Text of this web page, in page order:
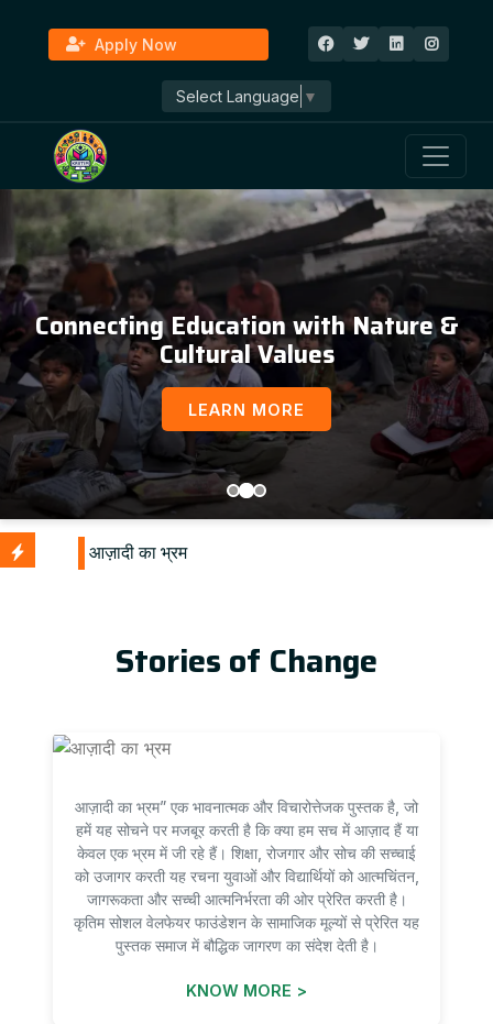
Apply Now
Select Language ▼
Connecting Education with Nature &
Cultural Values
LEARN MORE
Stories of Change
आज़ादी का भ्रम” एक भावनात्मक और विचारोत्तेजक पुस्तक है, जो
हमें यह सोचने पर मजबूर करती है कि क्या हम सच में आज़ाद हैं या
केवल एक भ्रम में जी रहे हैं। शिक्षा, रोजगार और सोच की सच्चाई
को उजागर करती यह रचना युवाओं और विद्यार्थियों को आत्मचिंतन,
जागरूकता और सच्ची आत्मनिर्भरता की ओर प्रेरित करती है।
कृतिम सोशल वेलफेयर फाउंडेशन के सामाजिक मूल्यों से प्रेरित यह
पुस्तक समाज में बौद्धिक जागरण का संदेश देती है।
KNOW MORE >